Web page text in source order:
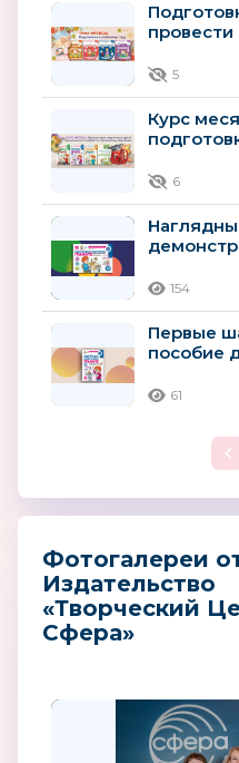
провести
5
Курс
обучению
6
154
Первые
пособие
61
Фотогалереи
Издательство
«Творческий
Сфера»